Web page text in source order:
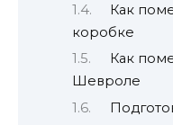
Как
коробке
Как
Шевроле